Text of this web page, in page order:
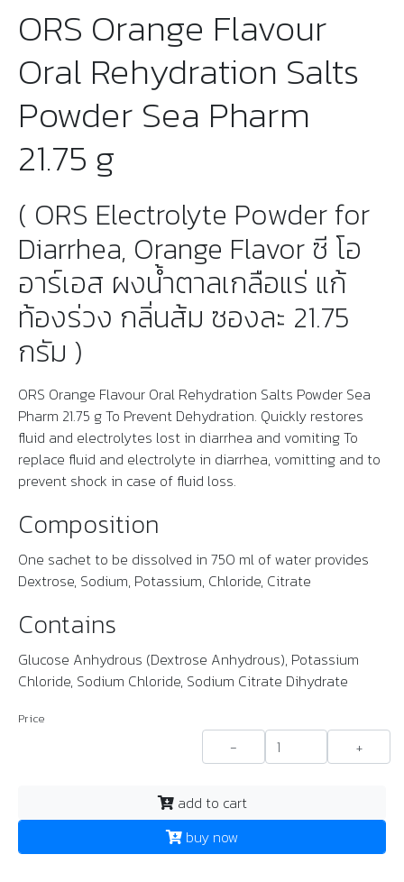
ORS Orange Flavour
Oral Rehydration Salts
Powder Sea Pharm
21.75 g
( ORS Electrolyte Powder for
Diarrhea, Orange Flavor ซี โอ
อาร์เอส ผงน้ำตาลเกลือแร่ แก้
ท้องร่วง กลิ่นส้ม ซองละ 21.75
กรัม )
ORS Orange Flavour Oral Rehydration Salts Powder Sea
Pharm 21.75 g To Prevent Dehydration. Quickly restores
fluid and electrolytes lost in diarrhea and vomiting To
replace fluid and electrolyte in diarrhea, vomitting and to
prevent shock in case of fluid loss.
Composition
One sachet to be dissolved in 750 ml of water provides
Dextrose, Sodium, Potassium, Chloride, Citrate
Contains
Glucose Anhydrous (Dextrose Anhydrous), Potassium
Chloride, Sodium Chloride, Sodium Citrate Dihydrate
Price
- +
add to cart
buy now